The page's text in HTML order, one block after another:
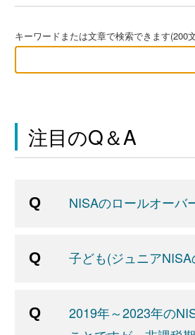
キーワードまたは文章で検索できます(200
注目のQ＆A
NISAのロールオーバ
子ども(ジュニア
2019年～2023年の